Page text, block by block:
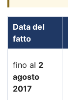
Data del
fatto
fino al 2
agosto
2017